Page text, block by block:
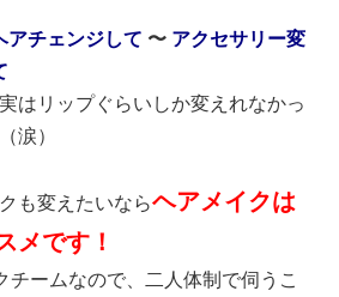
アチェンジして 〜 アクセサリー変
はリップぐらいしか変えれなかっ
涙）
も変えたいならヘアメイクは
メです！
ームなので、二人体制で伺うこ